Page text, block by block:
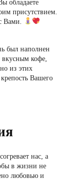
обладаете
присутствием.
Вами.
был наполнен
кофе,
из этих
Вашего
нас, а
в жизни не
любовью и